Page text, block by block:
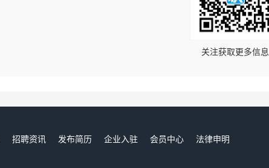
关注获取更多信息
招聘资讯 发布简历 企业入驻 会员中心
法律申明